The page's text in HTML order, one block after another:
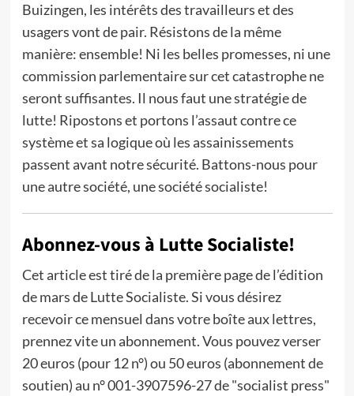
Buizingen, les intérêts des travailleurs et des
usagers vont de pair. Résistons de la même
manière: ensemble! Ni les belles promesses, ni une
commission parlementaire sur cet catastrophe ne
seront suffisantes. Il nous faut une stratégie de
lutte! Ripostons et portons l’assaut contre ce
système et sa logique où les assainissements
passent avant notre sécurité. Battons-nous pour
une autre société, une société socialiste!
Abonnez-vous à Lutte Socialiste!
Cet article est tiré de la première page de l’édition
de mars de Lutte Socialiste. Si vous désirez
recevoir ce mensuel dans votre boîte aux lettres,
prennez vite un abonnement. Vous pouvez verser
20 euros (pour 12 n°) ou 50 euros (abonnement de
soutien) au n° 001-3907596-27 de "socialist press"